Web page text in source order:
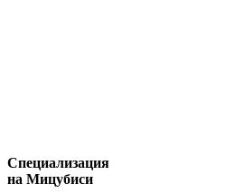
Специализация
на Мицубиси